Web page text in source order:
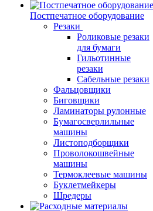
Постпечатное оборудование
Резаки
Роликовые резаки
для бумаги
Гильотинные
резаки
Сабельные резаки
Фальцовщики
Биговщики
Ламинаторы рулонные
Бумагосверлильные
машины
Листоподборщики
Проволокошвейные
машины
Термоклеевые машины
Буклетмейкеры
Шредеры